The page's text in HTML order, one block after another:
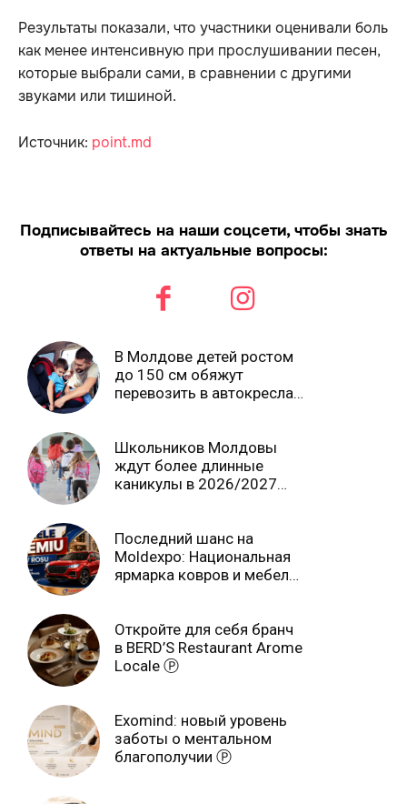
Результаты показали, что участники оценивали боль
как менее интенсивную при прослушивании песен,
которые выбрали сами, в сравнении с другими
звуками или тишиной.
Источник: point.md
Подписывайтесь на наши соцсети, чтобы знать
ответы на актуальные вопросы:
В Молдове детей ростом
до 150 см обяжут
перевозить в автокреслах
Школьников Молдовы
ждут более длинные
каникулы в 2026/2027
Последний шанс на
Moldexpo: Национальная
ярмарка ковров и мебели
Откройте для себя бранч
в BERD’S Restaurant Arome
Locale Ⓟ
Exomind: новый уровень
заботы о ментальном
благополучии Ⓟ